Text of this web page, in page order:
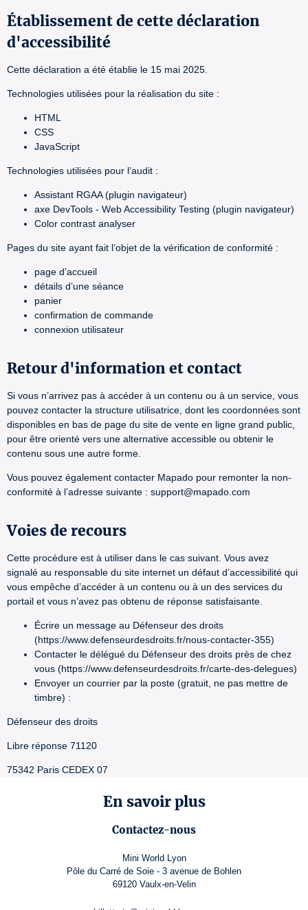
Établissement de cette déclaration
d'accessibilité
Cette déclaration a été établie le 15 mai 2025.
Technologies utilisées pour la réalisation du site :
HTML
CSS
JavaScript
Technologies utilisées pour l’audit :
Assistant RGAA (plugin navigateur)
axe DevTools - Web Accessibility Testing (plugin navigateur)
Color contrast analyser
Pages du site ayant fait l’objet de la vérification de conformité :
page d’accueil
détails d’une séance
panier
confirmation de commande
connexion utilisateur
Retour d'information et contact
Si vous n’arrivez pas à accéder à un contenu ou à un service, vous
pouvez contacter la structure utilisatrice, dont les coordonnées sont
disponibles en bas de page du site de vente en ligne grand public,
pour être orienté vers une alternative accessible ou obtenir le
contenu sous une autre forme.
Vous pouvez également contacter Mapado pour remonter la non-
conformité à l’adresse suivante : support@mapado.com
Voies de recours
Cette procédure est à utiliser dans le cas suivant. Vous avez
signalé au responsable du site internet un défaut d’accessibilité qui
vous empêche d’accéder à un contenu ou à un des services du
portail et vous n’avez pas obtenu de réponse satisfaisante.
Écrire un message au Défenseur des droits
(https://www.defenseurdesdroits.fr/nous-contacter-355)
Contacter le délégué du Défenseur des droits près de chez
vous (https://www.defenseurdesdroits.fr/carte-des-delegues)
Envoyer un courrier par la poste (gratuit, ne pas mettre de
timbre) :
Défenseur des droits
Libre réponse 71120
75342 Paris CEDEX 07
En savoir plus
Contactez-nous
Mini World Lyon
Pôle du Carré de Soie - 3 avenue de Bohlen
69120 Vaulx-en-Velin